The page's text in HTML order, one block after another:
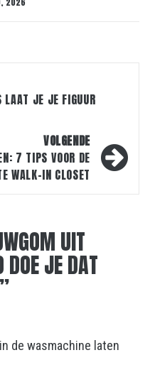
LAAT JE JE FIGUUR
VOLGENDE
7 TIPS VOOR DE
WALK-IN CLOSET
UIT
DOE JE DAT
”
de wasmachine laten